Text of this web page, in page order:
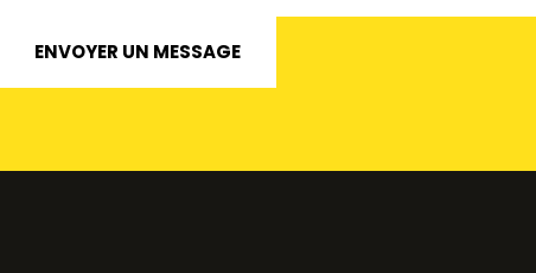
ENVOYER UN MESSAGE